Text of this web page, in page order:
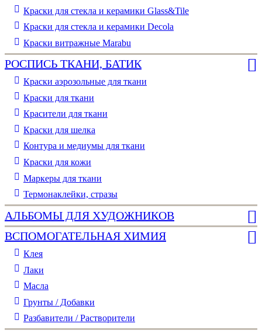
Краски для стекла и керамики Glass&Tile
Краски для стекла и керамики Decola
Краски витражные Marabu
РОСПИСЬ ТКАНИ, БАТИК
Краски аэрозольные для ткани
Краски для ткани
Красители для ткани
Краски для шелка
Контура и медиумы для ткани
Краски для кожи
Маркеры для ткани
Термонаклейки, стразы
АЛЬБОМЫ ДЛЯ ХУДОЖНИКОВ
ВСПОМОГАТЕЛЬНАЯ ХИМИЯ
Клея
Лаки
Масла
Грунты / Добавки
Разбавители / Растворители